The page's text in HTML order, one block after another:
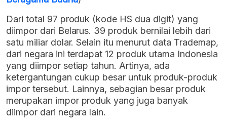
Dari total 97 produk (kode HS dua digit) yang
diimpor dari Belarus. 39 produk bernilai lebih dari
satu miliar dolar. Selain itu menurut data Trademap,
dari negara ini terdapat 12 produk utama Indonesia
yang diimpor setiap tahun. Artinya, ada
ketergantungan cukup besar untuk produk-produk
impor tersebut. Lainnya, sebagian besar produk
merupakan impor produk yang juga banyak
diimpor dari negara lain.